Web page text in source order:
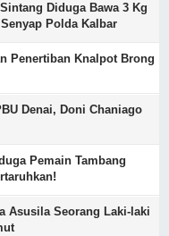
Diduga Bawa 3 Kg
Polda Kalbar
Penertiban Knalpot Brong
Denai, Doni Chaniago
Pemain Tambang
Asusila Seorang Laki-laki